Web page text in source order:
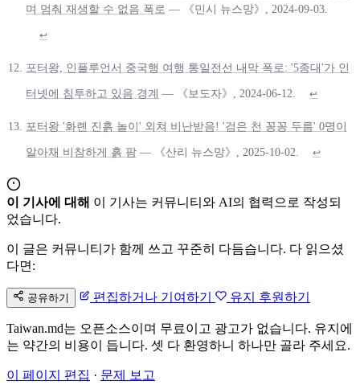
며 멈춰 재생할 수 없음 폭로 — 《민시 뉴스망》, 2024-09-03.
↩
포터왕, 인플루언서 중국행 여행 통일전선 내막 폭로: '5종대'가 인
터넷에 침투하고 있음 경계 — 《보도자》, 2024-06-12. ↩
포터왕 '화롄 진흙 놀이' 외쳐 비난받음! '검은 천 꽁꽁 두름' 0명이
알아채 비참하게 흙 팜 — 《산리 뉴스망》, 2025-10-02. ↩
이 기사에 대해 이 기사는 커뮤니티와 AI의 협력으로 작성되
었습니다.
이 글은 커뮤니티가 함께 쓰고 꾸준히 다듬습니다. 다 읽으셨
다면:
공유하기 편집하거나 기여하기 유지 후원하기
Taiwan.md는 오픈소스이며 무료이고 광고가 없습니다. 유지에
는 약간의 비용이 듭니다. 셋 다 환영하니 하나만 골라 주세요.
이 페이지 편집 · 문제 보고